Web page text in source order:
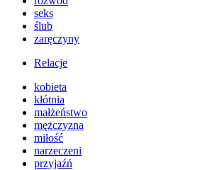
seks
ślub
zaręczyny
Relacje
kobieta
kłótnia
małżeństwo
mężczyzna
miłość
narzeczeni
przyjaźń